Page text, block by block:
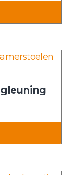
79,00